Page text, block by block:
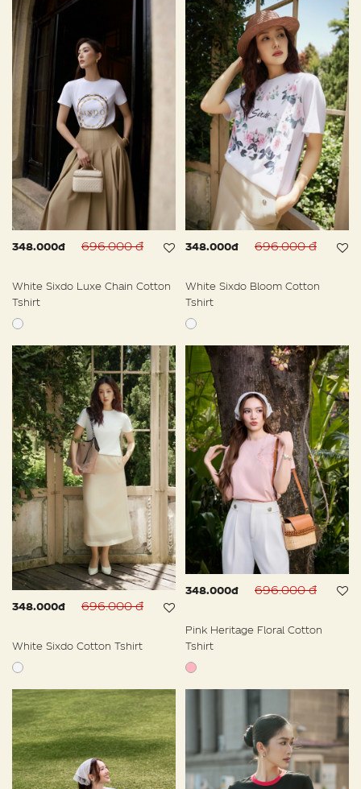
348.000đ 696.000 đ
White Sixdo Luxe Chain Cotton
Tshirt
348.000đ 696.000 đ
White Sixdo Bloom Cotton
Tshirt
348.000đ 696.000 đ
White Sixdo Cotton Tshirt
348.000đ 696.000 đ
Pink Heritage Floral Cotton
Tshirt